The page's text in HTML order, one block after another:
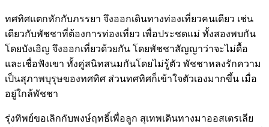
ทศทิศแตกหักกับภรรยา จึงออกเดินทางท่องเที่ยวคนเดียว เช่น
เดียวกับพัชชาที่ต้องการท่องเที่ยว เพื่อประชดแม่ ทั้งสองพบกัน
โดยบังเอิญ จึงออกเที่ยวด้วยกัน โดยพัชชาสัญญาว่าจะไม่ดื้อ
และเชื่อฟังเขา ทั้งคู่สนิทสนมกันโดยไม่รู้ตัว พัชชาหลงรักความ
เป็นสุภาพบุรุษของทศทิศ ส่วนทศทิศก็เข้าใจตัวเองมากขึ้น เมื่อ
อยู่ใกล้พัชชา
รุ่งทิพย์ขอเลิกกับพงษ์ฤทธิ์เพื่อลูก สุเทพเดินทางมาออสเตรเลีย